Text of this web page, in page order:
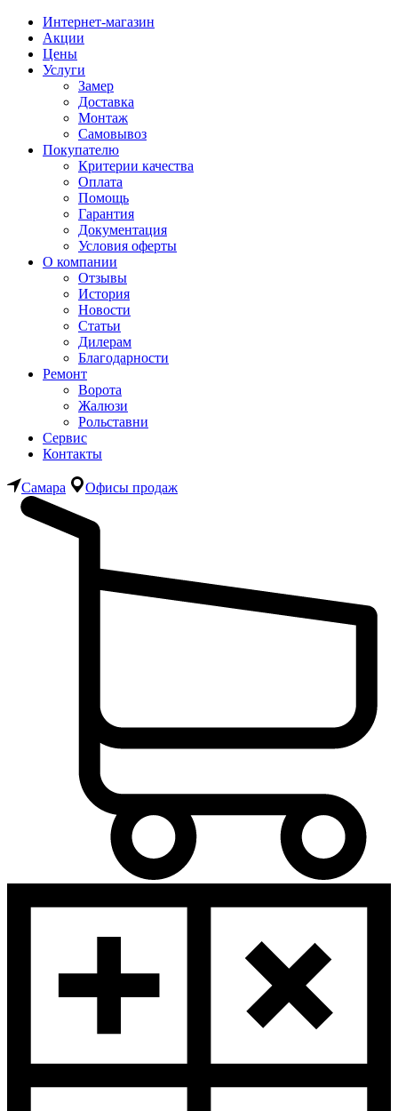
Интернет-магазин
Акции
Цены
Услуги
Замер
Доставка
Монтаж
Самовывоз
Покупателю
Критерии качества
Оплата
Помощь
Гарантия
Документация
Условия оферты
О компании
Отзывы
История
Новости
Статьи
Дилерам
Благодарности
Ремонт
Ворота
Жалюзи
Рольставни
Сервис
Контакты
Самара Офисы продаж